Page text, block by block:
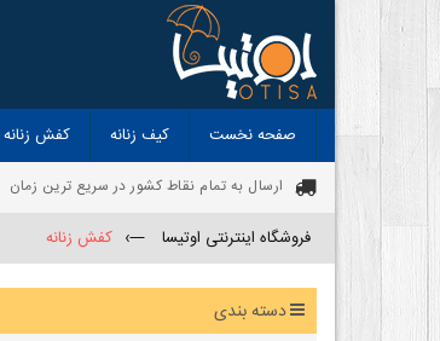
صفحه نخست کیف زنانه کفش زنانه
ارسال به تمام نقاط کشور در سریع ترین زمان
فروشگاه اینترنتی اوتیسا —› کفش زنانه
دسته بندی